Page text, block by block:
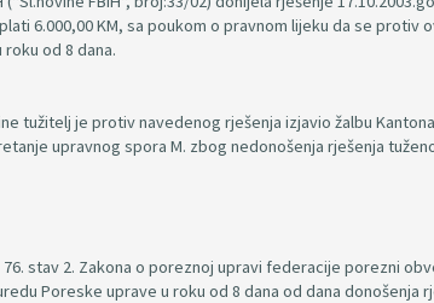
6.000,00 KM, sa poukom o pravnom lijeku da se protiv
od 8 dana.
tužitelj je protiv navedenog rješenja izjavio žalbu
upravnog spora M. zbog nedonošenja rješenja
stav 2. Zakona o poreznoj upravi federacije porezni
Poreske uprave u roku od 8 dana od dana donošenja